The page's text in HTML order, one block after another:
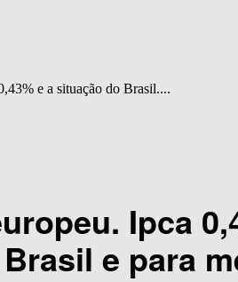
e a situação do Brasil....
Ipca
e para